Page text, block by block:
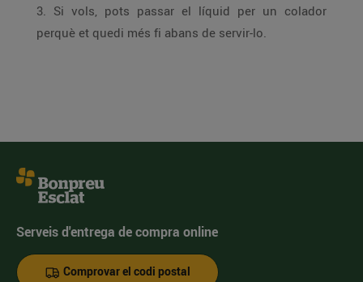
3. Si vols, pots passar el líquid per un colador
perquè et quedi més fi abans de servir-lo.
Serveis d'entrega de compra online
Comprovar el codi postal